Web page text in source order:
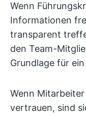
Wenn
Informationen
transparent
den Team-
Grundlage für
Wenn
vertrauen, sind